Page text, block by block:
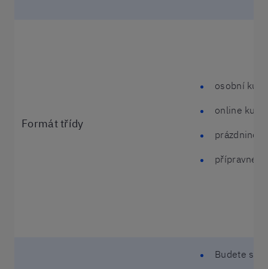
Formát třídy
osobní
online kurzy
přípravné
Budete